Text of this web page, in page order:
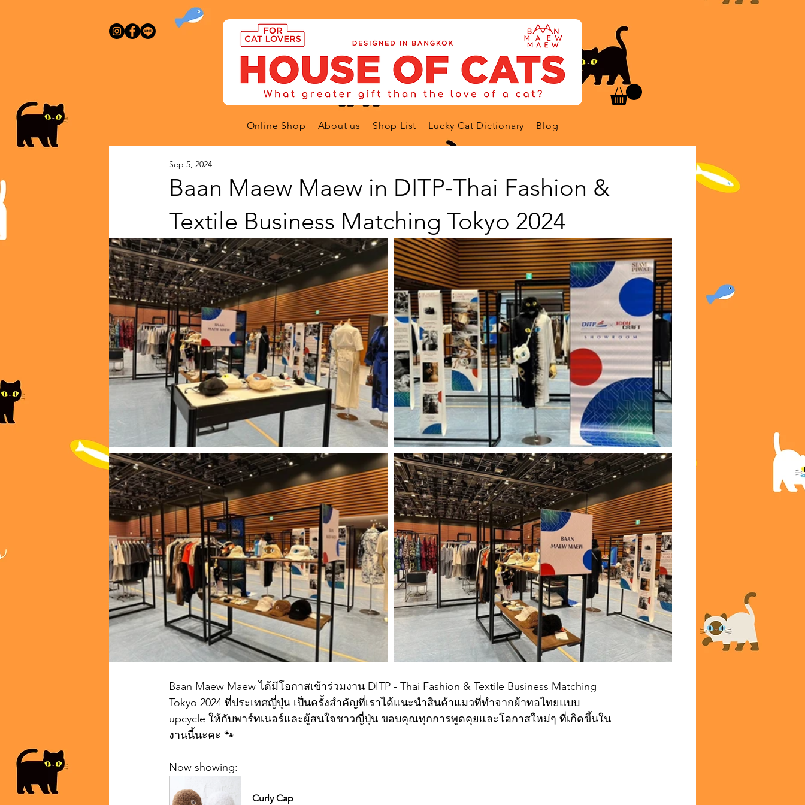
Online Shop About us Shop List Lucky Cat Dictionary Blog
Baan Maew Maew in DITP-Thai Fashion &
Textile Business Matching Tokyo 2024
Sep 5, 2024
Baan Maew Maew ได้มีโอกาสเข้าร่วมงาน DITP - Thai Fashion & Textile Business Matching
Tokyo 2024 ที่ประเทศญี่ปุ่น เป็นครั้งสำคัญที่เราได้แนะนำสินค้าแมวที่ทำจากผ้าทอไทยแบบ
upcycle ให้กับพาร์ทเนอร์และผู้สนใจชาวญี่ปุ่น ขอบคุณทุกการพูดคุยและโอกาสใหม่ๆ ที่เกิดขึ้นใน
งานนี้นะคะ 🐾
Now showing:
Curly Cap